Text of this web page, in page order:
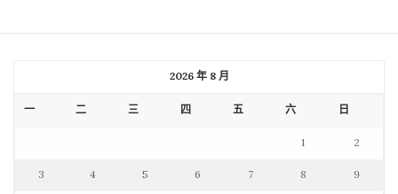
2026 年 8 月
一 二 三 四 五 六 日
1 2
3 4 5 6 7 8 9